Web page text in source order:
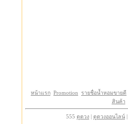
หน้าแรก Promotion รายชื่อน้ำหอมขายดี
สินค้า
555 ดูดวง ดูดวงออนไลน์